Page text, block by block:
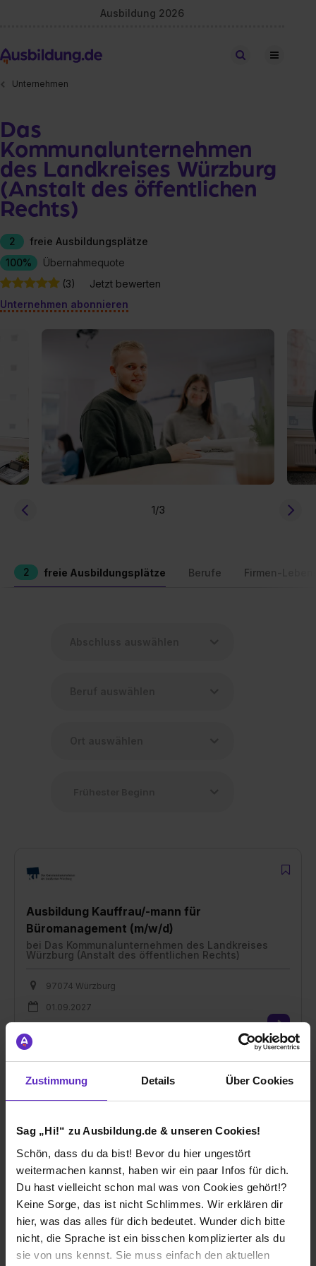
Zustimmung Details Über Cookies
Sag „Hi!“ zu Ausbildung.de & unseren Cookies!
Schön, dass du da bist! Bevor du hier ungestört
weitermachen kannst, haben wir ein paar Infos für dich.
Du hast vielleicht schon mal was von Cookies gehört!?
Keine Sorge, das ist nicht Schlimmes. Wir erklären dir
hier, was das alles für dich bedeutet. Wunder dich bitte
nicht, die Sprache ist ein bisschen komplizierter als du
sie von uns kennst. Sie muss einfach den aktuellen
Ausbildung 2026
Stellen finden
Unternehmen
Das
Kommunalunternehmen
des Landkreises Würzburg
(Anstalt des öffentlichen
Rechts)
2
freie Ausbildungsplätze
100%
Übernahmequote
(3)
Jetzt bewerten
Unternehmen abonnieren
1/3
2 freie Ausbildungsplätze Berufe Firmen-
Ausbildung Kauffrau/-mann für
Büromanagement (m/w/d)
bei Das Kommunalunternehmen des Landkreises
Würzburg (Anstalt des öffentlichen Rechts)
97074 Würzburg
01.09.2027
Gesundheitswesen (m/w/d)
beiDas Kommunalunternehmen des Landkreises
Würzburg (Anstalt des öffentlichen Rechts)
01.09.2027
1 freier Platz